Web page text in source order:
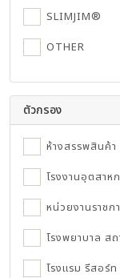
SLIMJIM®
OTHER
ตัวกรอง
ห้างสรรพสินค้
โรงงานอุตสาห
หน่วยงานราชก
โรงพยาบาล ส
โรงแรม รีสอร์ท